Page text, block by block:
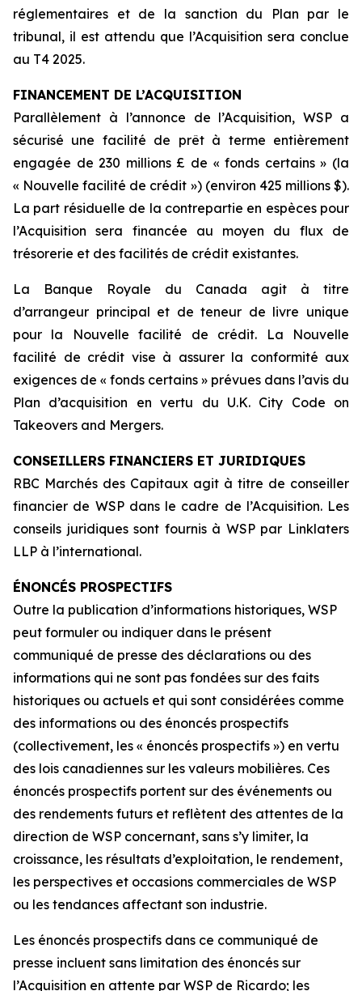
réglementaires et de la sanction du Plan par le
tribunal, il est attendu que l’Acquisition sera conclue
au T4 2025.
FINANCEMENT DE L’ACQUISITION
Parallèlement à l’annonce de l’Acquisition, WSP a
sécurisé une facilité de prêt à terme entièrement
engagée de 230 millions £ de « fonds certains » (la
« Nouvelle facilité de crédit ») (environ 425 millions $).
La part résiduelle de la contrepartie en espèces pour
l’Acquisition sera financée au moyen du flux de
trésorerie et des facilités de crédit existantes.
La Banque Royale du Canada agit à titre
d’arrangeur principal et de teneur de livre unique
pour la Nouvelle facilité de crédit. La Nouvelle
facilité de crédit vise à assurer la conformité aux
exigences de « fonds certains » prévues dans l’avis du
Plan d’acquisition en vertu du U.K. City Code on
Takeovers and Mergers.
CONSEILLERS FINANCIERS ET JURIDIQUES
RBC Marchés des Capitaux agit à titre de conseiller
financier de WSP dans le cadre de l’Acquisition. Les
conseils juridiques sont fournis à WSP par Linklaters
LLP à l’international.
ÉNONCÉS PROSPECTIFS
Outre la publication d’informations historiques, WSP
peut formuler ou indiquer dans le présent
communiqué de presse des déclarations ou des
informations qui ne sont pas fondées sur des faits
historiques ou actuels et qui sont considérées comme
des informations ou des énoncés prospectifs
(collectivement, les « énoncés prospectifs ») en vertu
des lois canadiennes sur les valeurs mobilières. Ces
énoncés prospectifs portent sur des événements ou
des rendements futurs et reflètent des attentes de la
direction de WSP concernant, sans s’y limiter, la
croissance, les résultats d’exploitation, le rendement,
les perspectives et occasions commerciales de WSP
ou les tendances affectant son industrie.
Les énoncés prospectifs dans ce communiqué de
presse incluent sans limitation des énoncés sur
l’Acquisition en attente par WSP de Ricardo; les